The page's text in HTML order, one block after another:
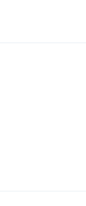
품 포함.